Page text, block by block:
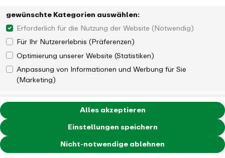
gewünschte Kategorien auswählen:
Erforderlich für die Nutzung der Website (Notwendig)
Für Ihr Nutzererlebnis (Präferenzen)
Optimierung unserer Website (Statistiken)
Anpassung von Informationen und Werbung für Sie
(Marketing)
Einstellungen speichern
Nicht-notwendige ablehnen
Alles akzeptieren